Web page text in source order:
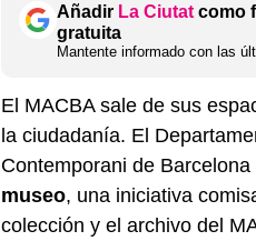
Añadir La Ciutat como
gratuita
Mantente informado con las
El MACBA sale de sus
la ciudadanía. El
Contemporani de
museo, una iniciativa
colección y el archivo del